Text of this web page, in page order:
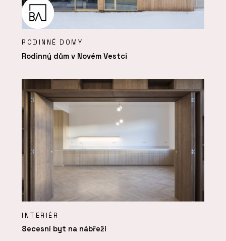
RODINNÉ DOMY
Rodinný dům v Novém Vestci
INTERIÉR
Secesní byt na nábřeží